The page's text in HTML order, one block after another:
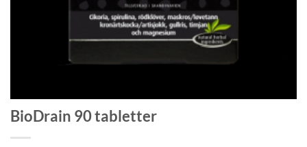
BioDrain 90 tabletter